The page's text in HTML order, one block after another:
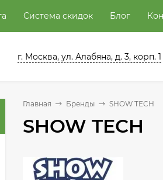
Система скидок Блог
г. Москва, ул. Алабяна, д. 3, корп. 1
Главная Бренды SHOW TECH
SHOW TECH